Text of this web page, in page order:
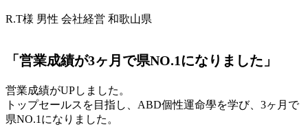
R.T様 男性 会社経営 和歌山県
「営業成績が3ヶ月で県NO.1になりました」
営業成績がUPしました。
トップセールスを目指し、ABD個性運命學を学び、3ヶ月で
県NO.1になりました。